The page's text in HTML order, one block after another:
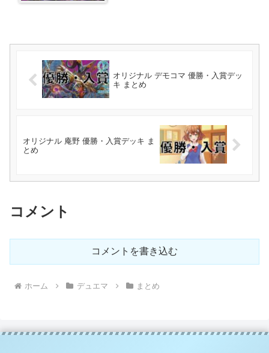
オリジナル デモコマ 優勝・入賞デッ
キ まとめ
オリジナル 庵野 優勝・入賞デッキ ま
とめ
コメント
コメントを書き込む
ホーム デュエマ まとめ